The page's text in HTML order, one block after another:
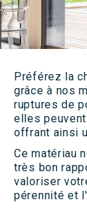
Préférez la
grâce à nos
ruptures de
elles
offrant ainsi
Ce matériau
très bon
valoriser
pérennité et